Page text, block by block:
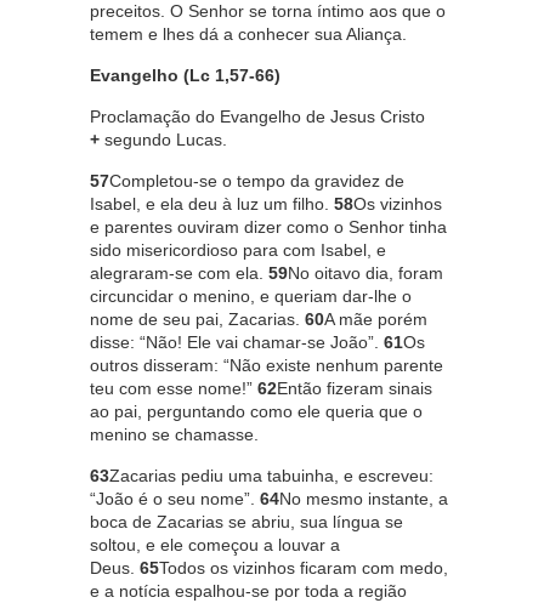
preceitos. O Senhor se torna íntimo aos que o
temem e lhes dá a conhecer sua Aliança.
Evangelho (Lc 1,57-66)
Proclamação do Evangelho de Jesus Cristo
+ segundo Lucas.
57Completou-se o tempo da gravidez de
Isabel, e ela deu à luz um filho. 58Os vizinhos
e parentes ouviram dizer como o Senhor tinha
sido misericordioso para com Isabel, e
alegraram-se com ela. 59No oitavo dia, foram
circuncidar o menino, e queriam dar-lhe o
nome de seu pai, Zacarias. 60A mãe porém
disse: “Não! Ele vai chamar-se João”. 61Os
outros disseram: “Não existe nenhum parente
teu com esse nome!” 62Então fizeram sinais
ao pai, perguntando como ele queria que o
menino se chamasse.
63Zacarias pediu uma tabuinha, e escreveu:
“João é o seu nome”. 64No mesmo instante, a
boca de Zacarias se abriu, sua língua se
soltou, e ele começou a louvar a
Deus. 65Todos os vizinhos ficaram com medo,
e a notícia espalhou-se por toda a região